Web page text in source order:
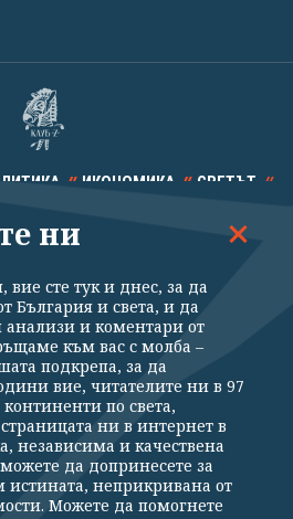
ИКОНОМИКА СВЕТЪТ
ТЕХНОЛОГИИ КАЛЕЙДОСКОП
Политика за поверителност
Контакти
За Клуб Z
Подкрепете ни
ни
сте тук и днес, за да
България и света, и да
анализи и коментари от
към вас с молба –
подкрепа, за да
вие, читателите ни в 97
по света,
ни в интернет в
независима и качествена
да допринесете за
неприкривана от
Можете да помогнете